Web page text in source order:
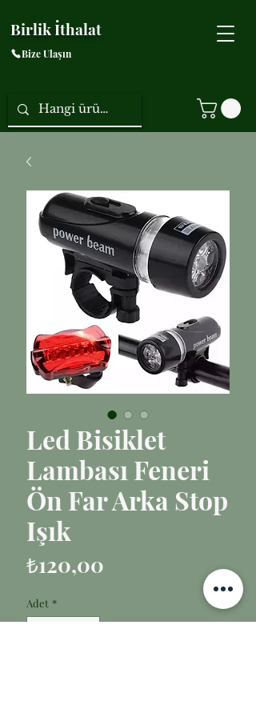
Birlik İthalat
Bize Ulaşın
Led Bisiklet
Lambası Feneri
Ön Far Arka Stop
Işık
₺120,00
Adet *